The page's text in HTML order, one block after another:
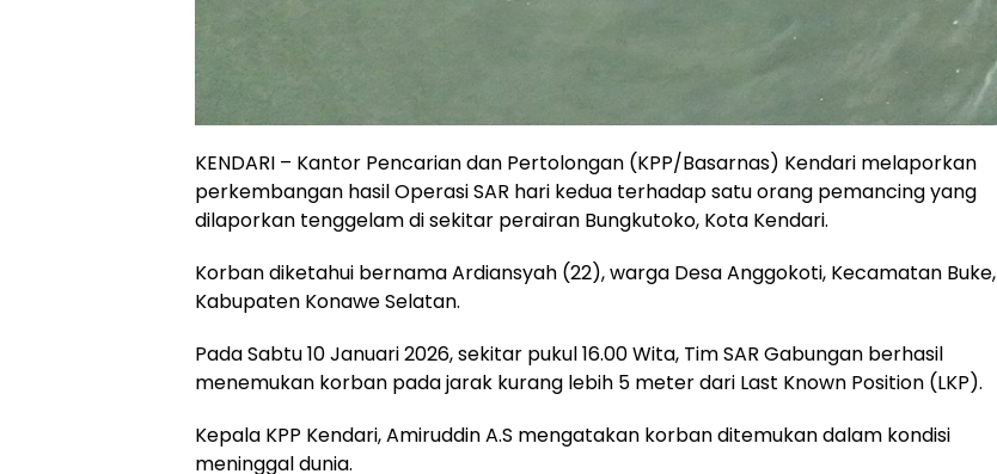
KENDARI – Kantor Pencarian dan Pertolongan (KPP/Basarnas) Kendari melaporkan
perkembangan hasil Operasi SAR hari kedua terhadap satu orang pemancing yang
dilaporkan tenggelam di sekitar perairan Bungkutoko, Kota Kendari.
Korban diketahui bernama Ardiansyah (22), warga Desa Anggokoti, Kecamatan Buke,
Kabupaten Konawe Selatan.
Pada Sabtu 10 Januari 2026, sekitar pukul 16.00 Wita, Tim SAR Gabungan berhasil
menemukan korban pada jarak kurang lebih 5 meter dari Last Known Position (LKP).
Kepala KPP Kendari, Amiruddin A.S mengatakan korban ditemukan dalam kondisi
meninggal dunia.